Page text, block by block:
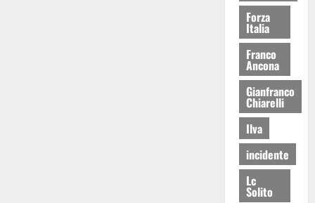
Forza
Italia
Franco
Ancona
Gianfranco
Chiarelli
Ilva
incidente
Lc
Solito